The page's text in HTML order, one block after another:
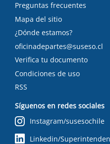
Preguntas frecuentes
Mapa del sitio
¿Dónde estamos?
oficinadepartes@suseso.cl
Verifica tu documento
Condiciones de uso
RSS
Síguenos en redes sociales
Instagram/susesochile
Linkedin/